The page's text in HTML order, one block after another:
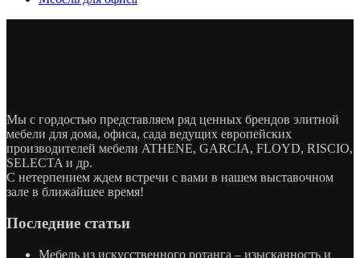
Мы с гордостью представляем ряд ценных брендов элитной
мебели для дома, офиса, сада ведущих европейских
производителей мебели ATHENE, GARCIA, FLOYD, RISCIO,
SELECTA и др.
С нетерпением ждем встречи с вами в нашем выставочном
зале в ближайшее время!
Последние статьи
Мебель из искусственного ротанга – изысканность и